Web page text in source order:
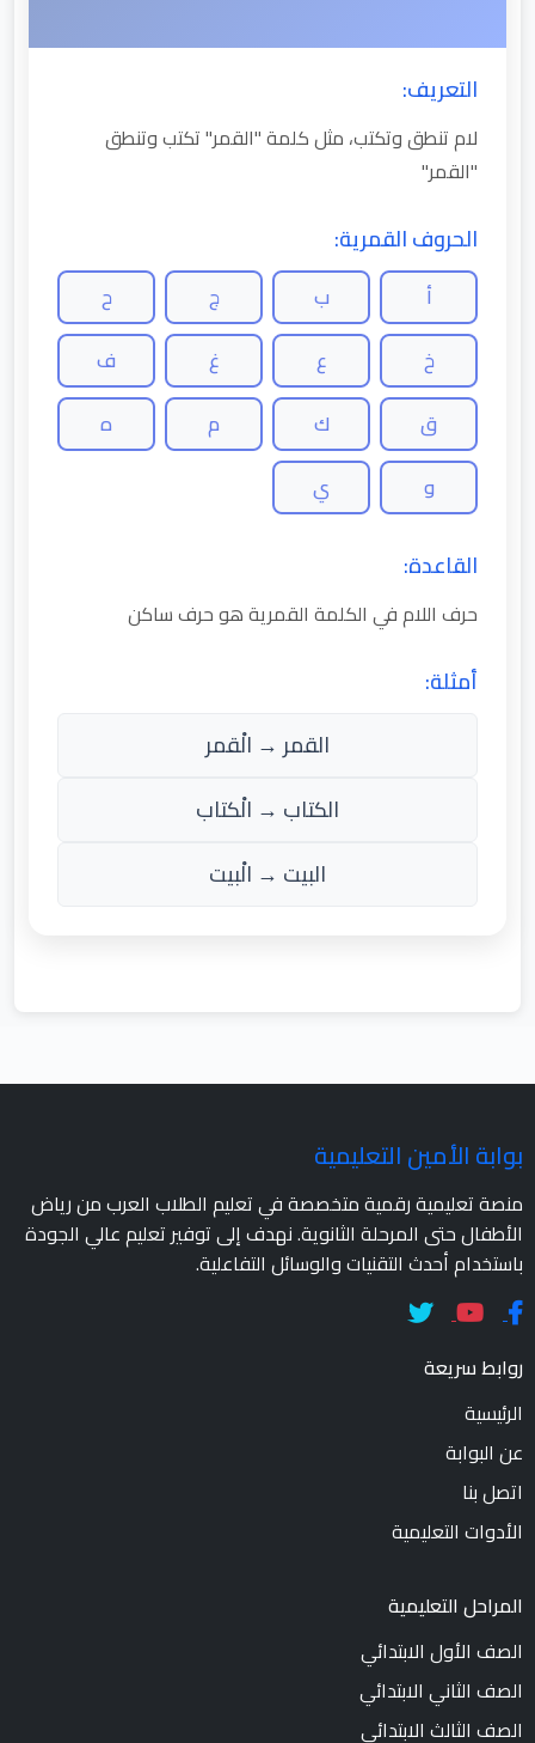
التعريف:
لام تنطق وتكتب، مثل كلمة "القمر" تكتب وتنطق
"القمر"
الحروف القمرية:
أ ب ج
ح
خ
ع غ
ف
ق
ك م
ه
و
ي
القاعدة:
حرف اللام في الكلمة القمرية هو حرف ساكن
أمثلة:
القمر → الْقمر
الكتاب → الْكتاب
البيت → الْبيت
بوابة الأمين التعليمية
منصة تعليمية رقمية متخصصة في تعليم الطلاب العرب من رياض
الأطفال حتى المرحلة الثانوية. نهدف إلى توفير تعليم عالي الجودة
باستخدام أحدث التقنيات والوسائل التفاعلية.
روابط سريعة
الرئيسية
عن البوابة
اتصل بنا
الأدوات التعليمية
المراحل التعليمية
الصف الأول الابتدائي
الصف الثاني الابتدائي
الصف الثالث الابتدائي